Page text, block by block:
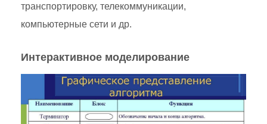
транспортировку, телекоммуникации,
компьютерные сети и др.
Интерактивное моделирование